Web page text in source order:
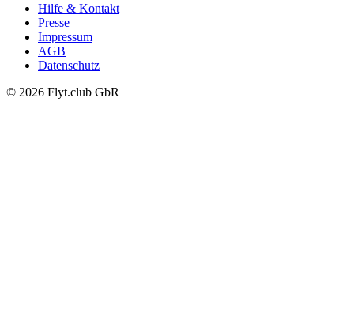
Hilfe & Kontakt
Presse
Impressum
AGB
Datenschutz
© 2026 Flyt.club GbR